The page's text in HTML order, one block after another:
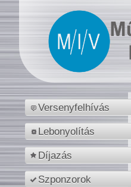
Versenyfelhívás
Lebonyolítás
Díjazás
Szponzorok